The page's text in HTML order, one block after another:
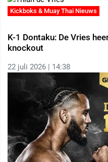
Kickboks & Muay Thai Nieuws
K-1 Dontaku: De Vries
knockout
22 juli 2026 | 14:38